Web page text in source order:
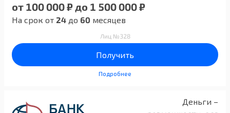
от 100 000 ₽ до 1 500 000 ₽
На срок от 24 до 60 месяцев
Лиц №328
Получить
Подробнее
Деньги –